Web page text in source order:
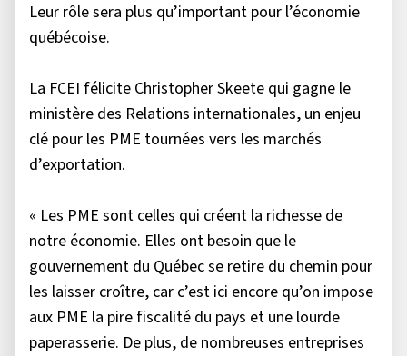
Leur rôle sera plus qu’important pour l’économie
québécoise.
La FCEI félicite Christopher Skeete qui gagne le
ministère des Relations internationales, un enjeu
clé pour les PME tournées vers les marchés
d’exportation.
« Les PME sont celles qui créent la richesse de
notre économie. Elles ont besoin que le
gouvernement du Québec se retire du chemin pour
les laisser croître, car c’est ici encore qu’on impose
aux PME la pire fiscalité du pays et une lourde
paperasserie. De plus, de nombreuses entreprises